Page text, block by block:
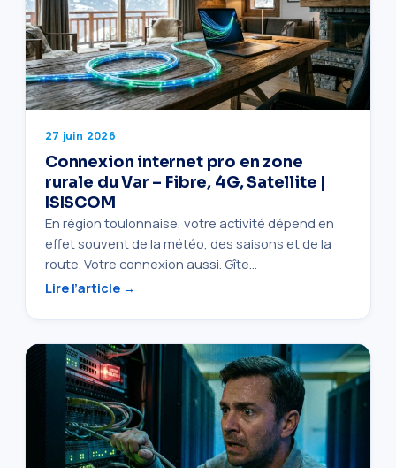
27 juin 2026
Connexion internet pro en zone
rurale du Var – Fibre, 4G, Satellite |
ISISCOM
En région toulonnaise, votre activité dépend en
effet souvent de la météo, des saisons et de la
route. Votre connexion aussi. Gîte…
Lire l’article →